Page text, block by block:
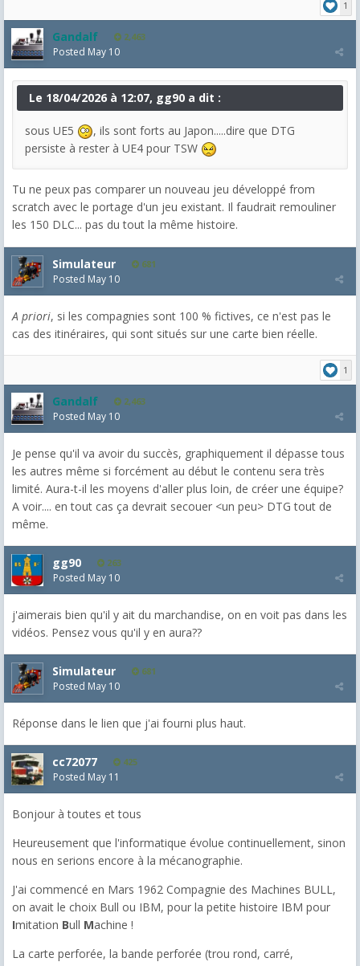
1
Gandalf 2,463
Posted May 10
Le 18/04/2026 à 12:07, gg90 a dit :
sous UE5
, ils sont forts au Japon.....dire que DTG
persiste à rester à UE4 pour TSW
Tu ne peux pas comparer un nouveau jeu développé from
scratch avec le portage d'un jeu existant. Il faudrait remouliner
les 150 DLC... pas du tout la même histoire.
Simulateur 681
Posted May 10
A priori, si les compagnies sont 100 % fictives, ce n'est pas le
cas des itinéraires, qui sont situés sur une carte bien réelle.
1
Gandalf 2,463
Posted May 10
Je pense qu'il va avoir du succès, graphiquement il dépasse tous
les autres même si forcément au début le contenu sera très
limité. Aura-t-il les moyens d'aller plus loin, de créer une équipe?
A voir.... en tout cas ça devrait secouer <un peu> DTG tout de
même.
gg90 263
Posted May 10
j'aimerais bien qu'il y ait du marchandise, on en voit pas dans les
vidéos. Pensez vous qu'il y en aura??
Simulateur 681
Posted May 10
Réponse dans le lien que j'ai fourni plus haut.
cc72077 425
Posted May 11
Bonjour à toutes et tous
Heureusement que l'informatique évolue continuellement, sinon
nous en serions encore à la mécanographie.
J'ai commencé en Mars 1962 Compagnie des Machines BULL,
on avait le choix Bull ou IBM, pour la petite histoire IBM pour
Imitation Bull Machine !
La carte perforée, la bande perforée (trou rond, carré,